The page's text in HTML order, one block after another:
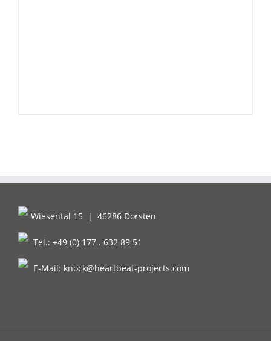
Wiesental 15 | 46286 Dorsten
Tel.: +49 (0) 177 . 632 89 51
E-Mail: knock@heartbeat-projects.com